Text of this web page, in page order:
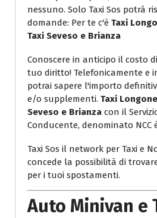
nessuno. Solo Taxi Sos potrà
domande: Per te c'è Taxi
Taxi Seveso e Brianza
Conoscere in anticipo il costo
tuo diritto! Telefonicamente e
potrai sapere l'importo
e/o supplementi. Taxi
Seveso e Brianza con il
Conducente, denominato NCC
Taxi Sos il network per Taxi e
concede la possibilità di
per i tuoi spostamenti.
Auto Minivan e